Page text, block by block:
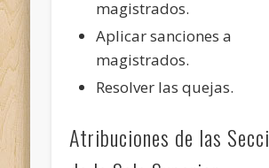
magistrados.
Aplicar sanciones a
magistrados.
Resolver las quejas.
Atribuciones de las